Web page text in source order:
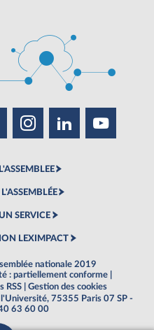
SERVICE
LEXIMPACT
nationale 2019
: partiellement conforme
RSS
Gestion des cookies
75355 Paris 07 SP -
63 60 00